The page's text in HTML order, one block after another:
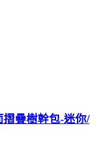
摺疊樹幹包-迷你/